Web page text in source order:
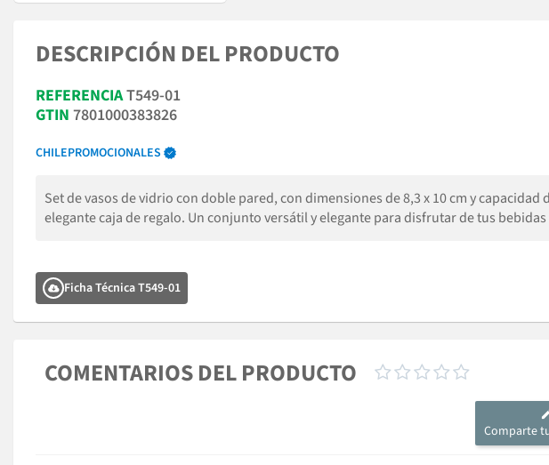
DESCRIPCIÓN DEL PRODUCTO
REFERENCIAT549-01
GTIN 7801000383826
CHILEPROMOCIONALES
Set de vasos de vidrio con doble pared, con dimensiones de 8,3 x 10 cm y
elegante caja de regalo. Un conjunto versátil y elegante para disfrutar de tus
Ficha Técnica T549-01
COMENTARIOS DEL PRODUCTO     
Comparte